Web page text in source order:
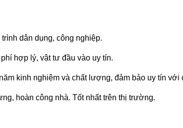
dân dụng, công nghiệp.
hợp lý, vật tư đầu vào uy tín.
kinh nghiệm và chất lượng, đảm bảo uy tín với
hoàn công nhà. Tốt nhất trên thị trường.